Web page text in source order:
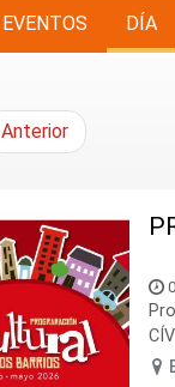
EVENTOS DÍA
Anterior